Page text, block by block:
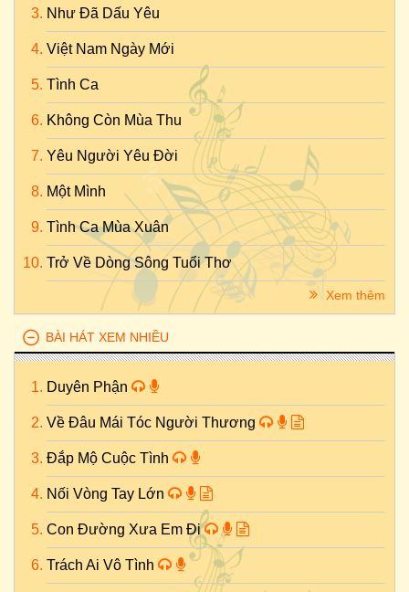
Như Đã Dấu Yêu
Việt Nam Ngày Mới
Tình Ca
Không Còn Mùa Thu
Yêu Người Yêu Đời
Một Mình
Tình Ca Mùa Xuân
Trở Về Dòng Sông Tuổi Thơ
Xem thêm
BÀI HÁT XEM NHIỀU
Duyên Phận
Về Đâu Mái Tóc Người Thương
Đắp Mộ Cuộc Tình
Nối Vòng Tay Lớn
Con Đường Xưa Em Đi
Trách Ai Vô Tình